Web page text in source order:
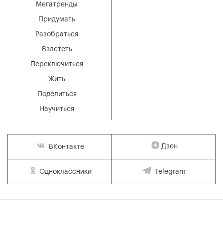
Мегатренды
Придумать
Разобраться
Взлететь
Переключиться
Жить
Поделиться
Научиться
ВКонтакте Дзен
Одноклассники Telegram